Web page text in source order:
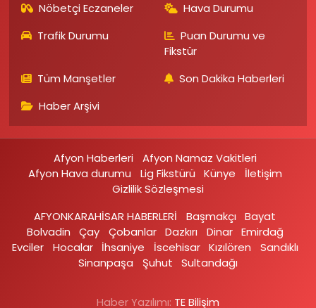
Nöbetçi Eczaneler
Hava Durumu
Trafik Durumu
Puan Durumu ve
Fikstür
Tüm Manşetler
Son Dakika Haberleri
Haber Arşivi
Afyon Haberleri
Afyon Namaz Vakitleri
Afyon Hava durumu
Lig Fikstürü Künye
İletişim
Gizlilik Sözleşmesi
AFYONKARAHİSAR HABERLERİ
Başmakçı
Bayat
Bolvadin
Çay Çobanlar Dazkırı Dinar Emirdağ‎
Evciler‎
Hocalar İhsaniye‎ İscehisar Kızılören‎
Sandıklı‎
Sinanpaşa
Şuhut Sultandağı
Haber Yazılımı: TE Bilişim